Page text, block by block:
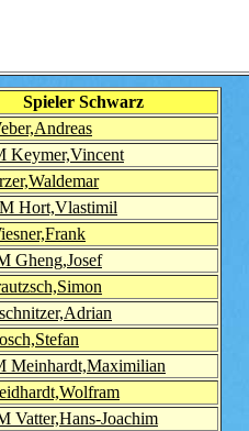
Spieler Schwarz
Keymer,Vincent
Hort,Vlastimil
Gheng,Josef
Meinhardt,Maximilian
Vatter,Hans-Joachim